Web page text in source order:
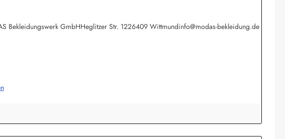
Bekleidungswerk GmbHHeglitzer Str. 1226409 Wittmundinfo@modas-bekleidung.de